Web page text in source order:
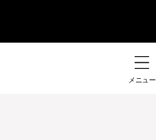
メニュー